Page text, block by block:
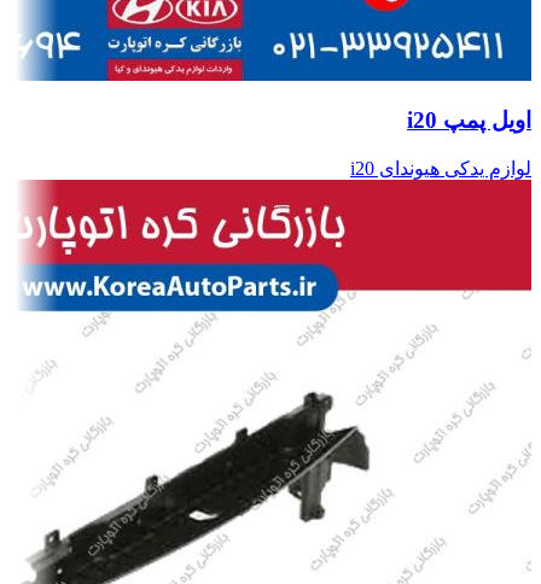
اویل پمپ i20
لوازم یدکی هیوندای i20